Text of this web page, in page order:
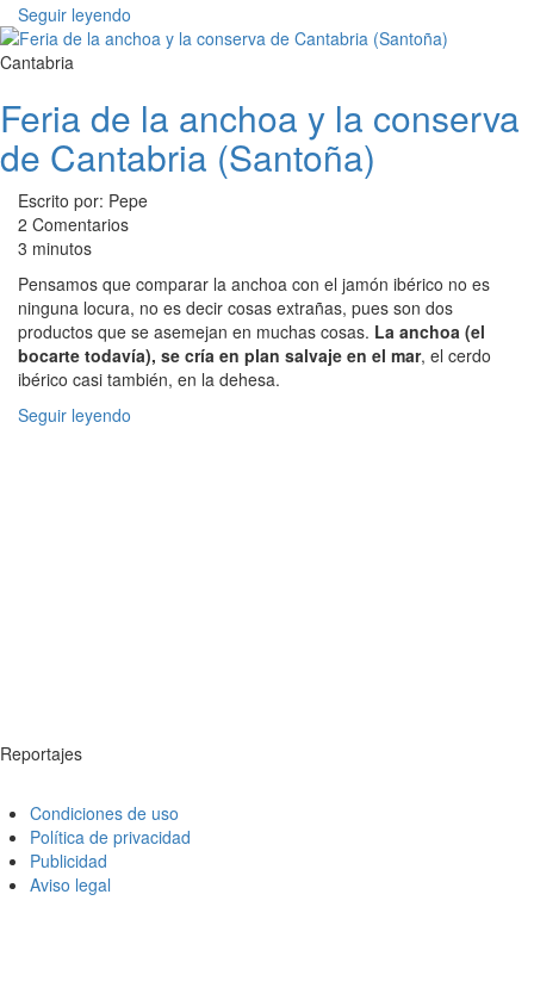
Seguir leyendo
Cantabria
Feria de la anchoa y la conserva
de Cantabria (Santoña)
Escrito por: Pepe
2 Comentarios
3 minutos
Pensamos que comparar la anchoa con el jamón ibérico no es
ninguna locura, no es decir cosas extrañas, pues son dos
productos que se asemejan en muchas cosas. La anchoa (el
bocarte todavía), se cría en plan salvaje en el mar, el cerdo
ibérico casi también, en la dehesa.
Seguir leyendo
Reportajes
Condiciones de uso
Política de privacidad
Publicidad
Aviso legal